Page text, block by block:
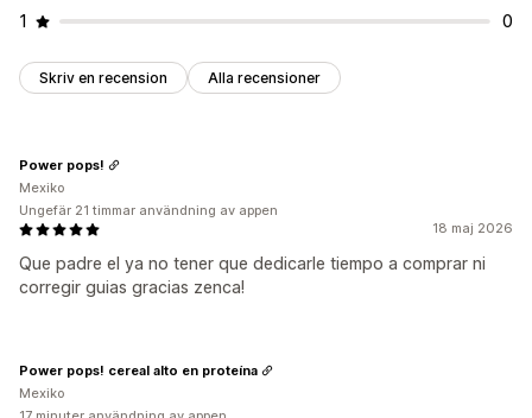
1
0
Skriv en recension Alla recensioner
18 maj 2026
Que padre el ya no tener que dedicarle tiempo a comprar ni
corregir guias gracias zenca!
Power pops!
Mexiko
Ungefär 21 timmar användning av appen
Power pops! cereal alto en proteína
Mexiko